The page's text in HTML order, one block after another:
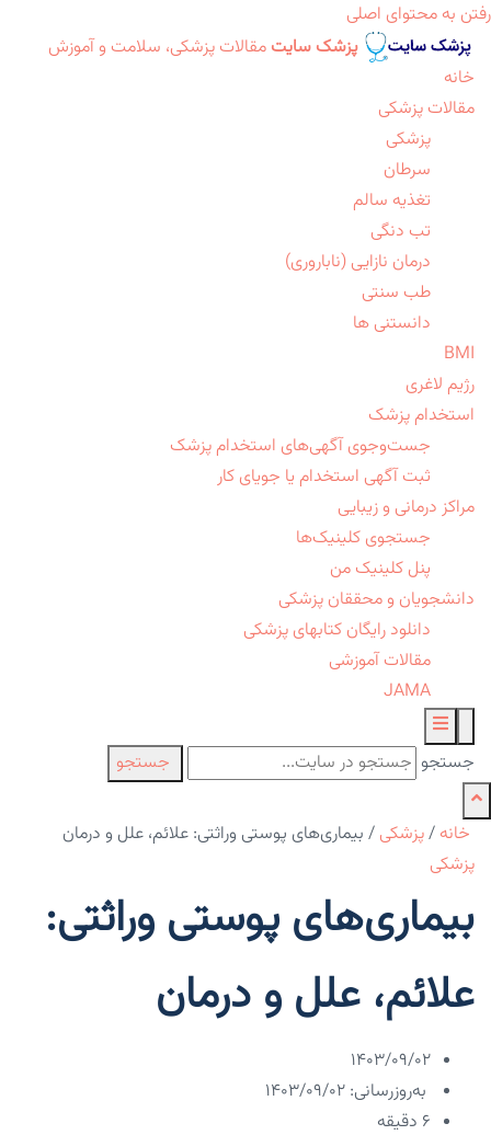
رفتن به محتوای اصلی
پزشک سایت مقالات پزشکی، سلامت و آموزش
خانه
مقالات پزشکی
پزشکی
سرطان
تغذیه سالم
تب دنگی
درمان نازایی (ناباروری)
طب سنتی
دانستنی ها
BMI
رژیم لاغری
استخدام پزشک
جست‌وجوی آگهی‌های استخدام پزشک
ثبت آگهی استخدام یا جویای کار
مراکز درمانی و زیبایی
جستجوی کلینیک‌ها
پنل کلینیک من
دانشجویان و محققان پزشکی
دانلود رایگان کتابهای پزشکی
مقالات آموزشی
JAMA
جستجو جستجو
خانه /پزشکی / بیماری‌های پوستی وراثتی: علائم، علل و درمان
پزشکی
بیماری‌های پوستی وراثتی:
علائم، علل و درمان
۱۴۰۳/۰۹/۰۲
به‌روزرسانی: ۱۴۰۳/۰۹/۰۲
6 دقیقه